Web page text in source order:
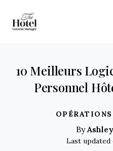
10 Meilleurs
Personnel
By
Last updated